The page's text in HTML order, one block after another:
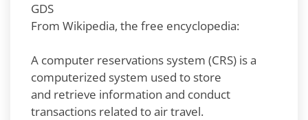
GDS
From Wikipedia, the free encyclopedia:
A computer reservations system (CRS) is a
computerized system used to store
and retrieve information and conduct
transactions related to air travel.